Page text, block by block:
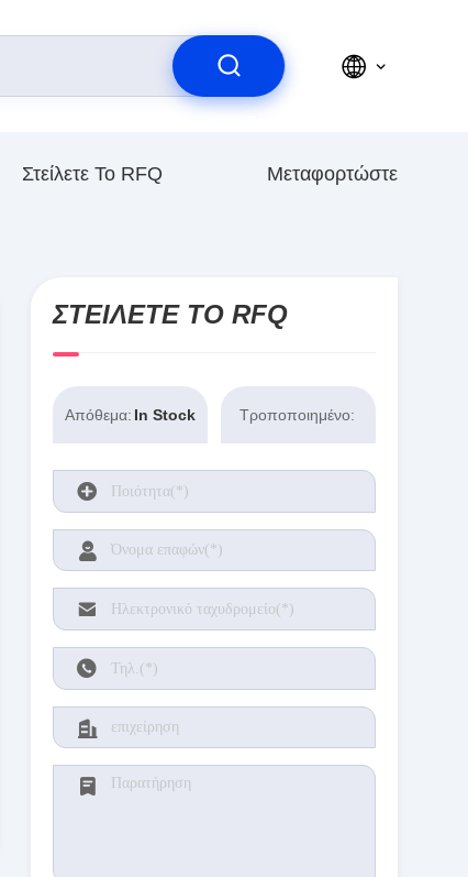
Στείλετε Το RFQ Μεταφορτώστε
ΣΤΕΊΛΕΤΕ ΤΟ RFQ
Απόθεμα: In Stock Τροποποιημένο: